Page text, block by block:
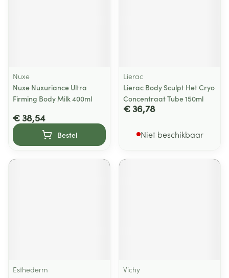
Nuxe
Nuxe Nuxuriance Ultra
Firming Body Milk 400ml
€ 38,54
Bestel
Lierac
Lierac Body Sculpt Het Cryo
Concentraat Tube 150ml
€ 36,78
Niet beschikbaar
Esthederm
Vichy